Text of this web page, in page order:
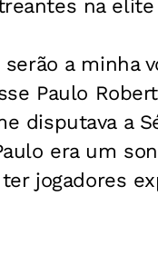
na elite
a minha
Paulo
disputava a
era um
jogadores